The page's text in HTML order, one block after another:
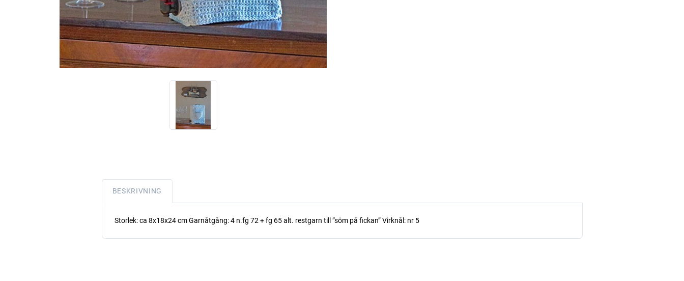
BESKRIVNING
Storlek: ca 8x18x24 cm Garnåtgång: 4 n.fg 72 + fg 65 alt. restgarn till ”söm på fickan” Virknål: nr 5